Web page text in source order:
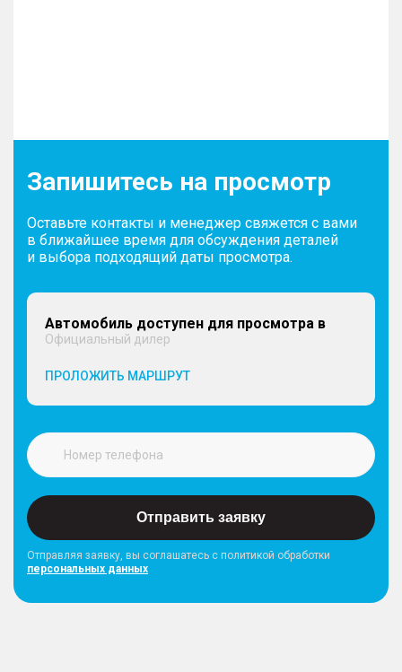
Запишитесь на просмотр
Оставьте контакты и менеджер свяжется с вами
в ближайшее время для обсуждения деталей
и выбора подходящий даты просмотра.
Автомобиль доступен для просмотра в
Официальный дилер
ПРОЛОЖИТЬ МАРШРУТ
Отправить заявку
Отправляя заявку, вы соглашатесь с политикой обработки
персональных данных